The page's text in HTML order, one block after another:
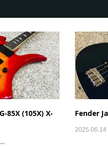
85X (105X) X-
Fender
2025.06.14